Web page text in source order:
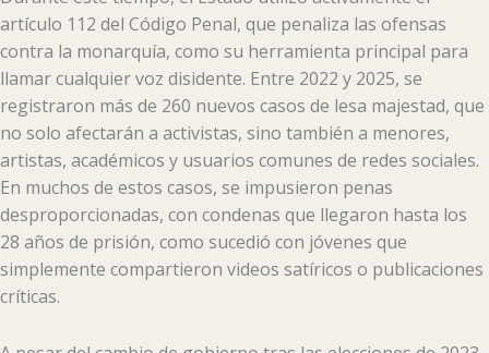
artículo 112 del Código Penal, que penaliza las ofensas
contra la monarquía, como su herramienta principal para
llamar cualquier voz disidente. Entre 2022 y 2025, se
registraron más de 260 nuevos casos de lesa majestad, que
no solo afectarán a activistas, sino también a menores,
artistas, académicos y usuarios comunes de redes sociales.
En muchos de estos casos, se impusieron penas
desproporcionadas, con condenas que llegaron hasta los
28 años de prisión, como sucedió con jóvenes que
simplemente compartieron videos satíricos o publicaciones
críticas.